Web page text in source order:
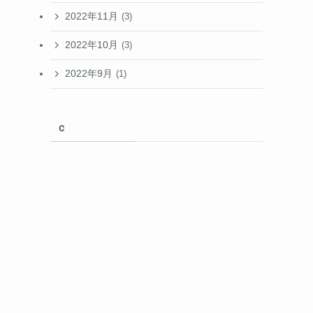
2022年11月 (3)
2022年10月 (3)
2022年9月 (1)
ｃ